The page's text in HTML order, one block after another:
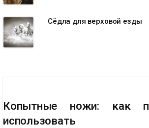
Сёдла для верховой езды
Копытные ножи: как
использовать